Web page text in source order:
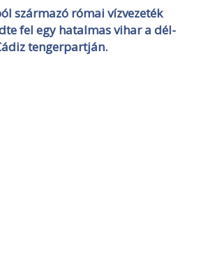
származó római vízvezeték
fel egy hatalmas vihar a dél-
tengerpartján.